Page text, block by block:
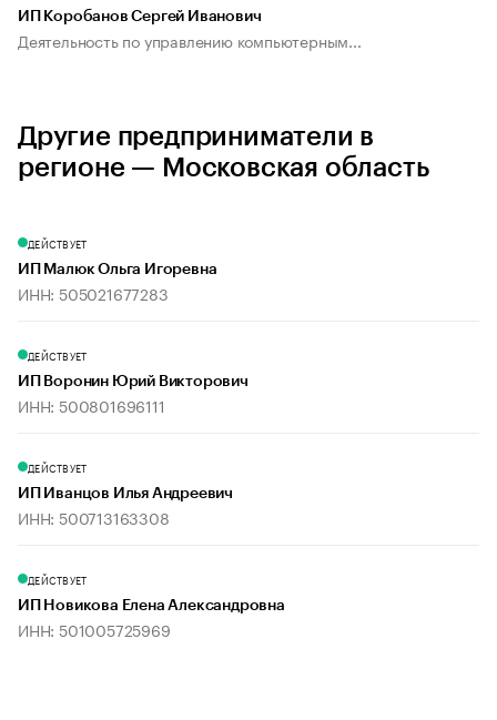
ИП Коробанов Сергей Иванович
Деятельность по управлению компьютерным...
Другие предприниматели в
регионе — Московская область
ДЕЙСТВУЕТ
ИП Малюк Ольга Игоревна
ИНН: 505021677283
ДЕЙСТВУЕТ
ИП Воронин Юрий Викторович
ИНН: 500801696111
ДЕЙСТВУЕТ
ИП Иванцов Илья Андреевич
ИНН: 500713163308
ДЕЙСТВУЕТ
ИП Новикова Елена Александровна
ИНН: 501005725969